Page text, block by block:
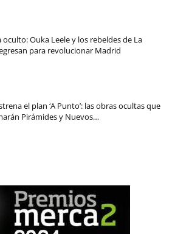
oculto: Ouka Leele y los rebeldes de La
para revolucionar Madrid
el plan ‘A Punto’: las obras ocultas que
Pirámides y Nuevos…